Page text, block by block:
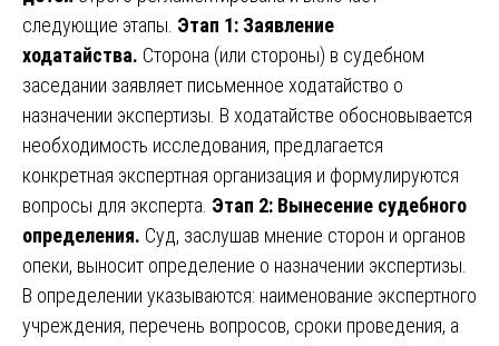
следующие этапы. Этап 1: Заявление
ходатайства. Сторона (или стороны) в судебном
заседании заявляет письменное ходатайство о
назначении экспертизы. В ходатайстве обосновывается
необходимость исследования, предлагается
конкретная экспертная организация и формулируются
вопросы для эксперта. Этап 2: Вынесение судебного
определения. Суд, заслушав мнение сторон и органов
опеки, выносит определение о назначении экспертизы.
В определении указываются: наименование экспертного
учреждения, перечень вопросов, сроки проведения, а